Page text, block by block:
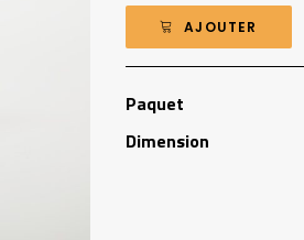
AJOUTER
Paquet
Dimension